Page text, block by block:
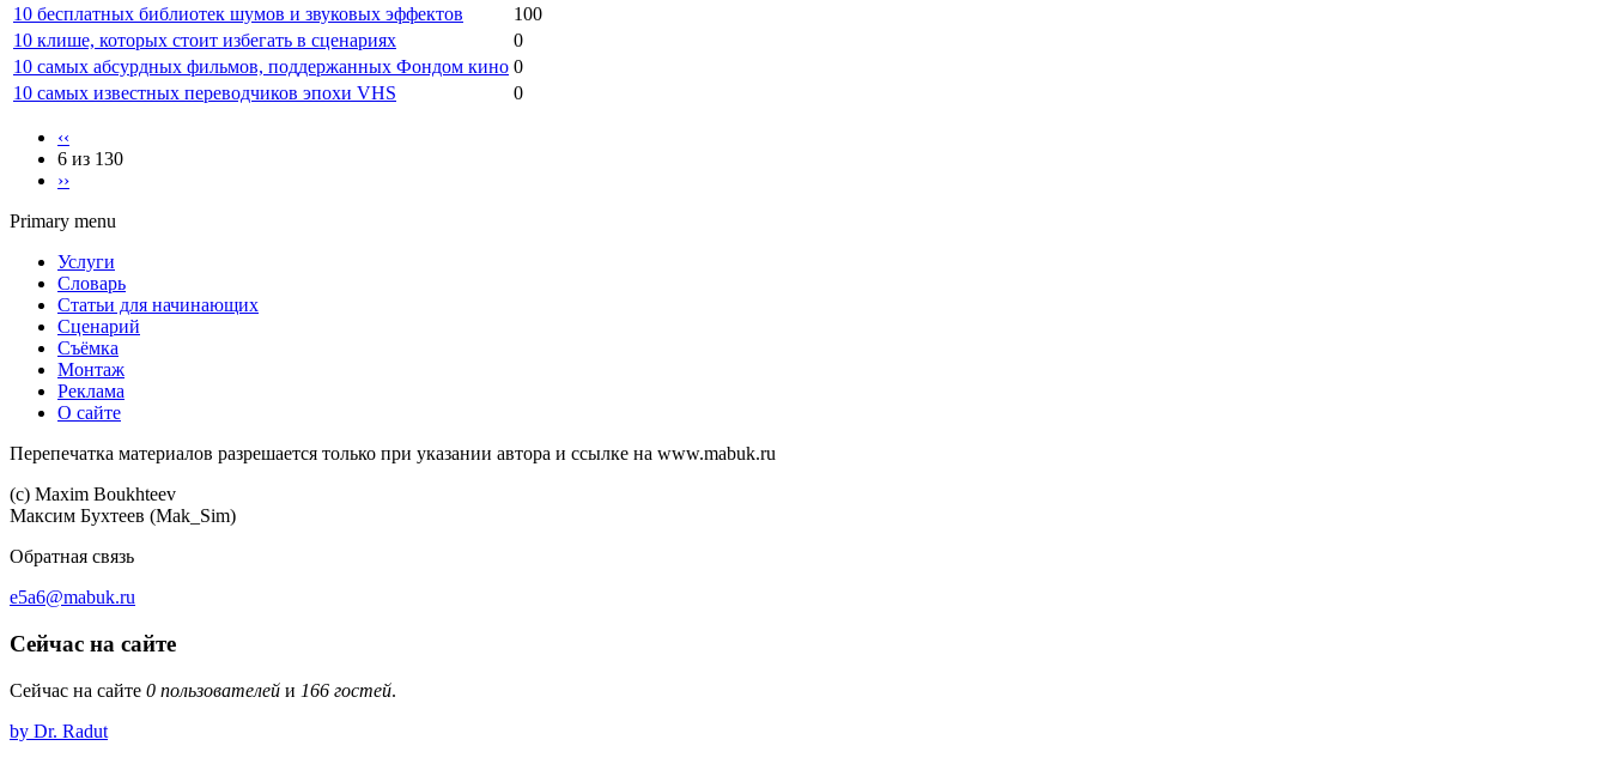
10 бесплатных библиотек шумов и звуковых эффектов
100
10 клише, которых стоит избегать в сценариях
0
10 самых абсурдных фильмов, поддержанных Фондом кино 0
10 самых известных переводчиков эпохи VHS
0
‹‹
6 из 130
››
Primary menu
Услуги
Словарь
Статьи для начинающих
Сценарий
Съёмка
Монтаж
Реклама
О сайте
Перепечатка материалов разрешается только при указании автора и ссылке на www.mabuk.ru
(c) Maхim Boukhteev
Максим Бухтеев (Mak_Sim)
Обратная связь
e5a6@mabuk.ru
Сейчас на сайте
Сейчас на сайте 0 пользователей и 166 гостей.
by Dr. Radut